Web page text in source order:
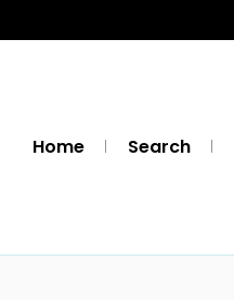
Home Search